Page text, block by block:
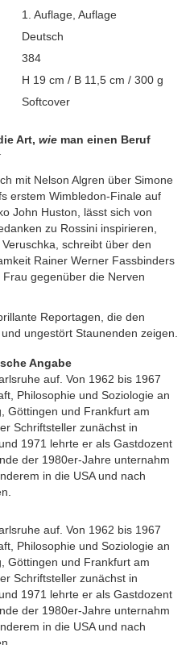
1. Auflage Auflage
Deutsch
384
H 19 cm / B 11,5 cm / 300 g
Softcover
Art, wie man einen Beruf
mit Nelson Algren über Simone
erstem Wimbledon-Finale auf
John Huston, lässt sich von
zu Rossini inspirieren,
schreibt über den
Rainer Werner Fassbinders
gegenüber die Nerven
Reportagen, die den
ungestört Staunenden zeigen.
Angabe
auf. Von 1962 bis 1967
Philosophie und Soziologie an
Göttingen und Frankfurt am
Schriftsteller zunächst in
1971 lehrte er als Gastdozent
der 1980er-Jahre unternahm
in die USA und nach
auf. Von 1962 bis 1967
Philosophie und Soziologie an
Göttingen und Frankfurt am
Schriftsteller zunächst in
1971 lehrte er als Gastdozent
der 1980er-Jahre unternahm
in die USA und nach